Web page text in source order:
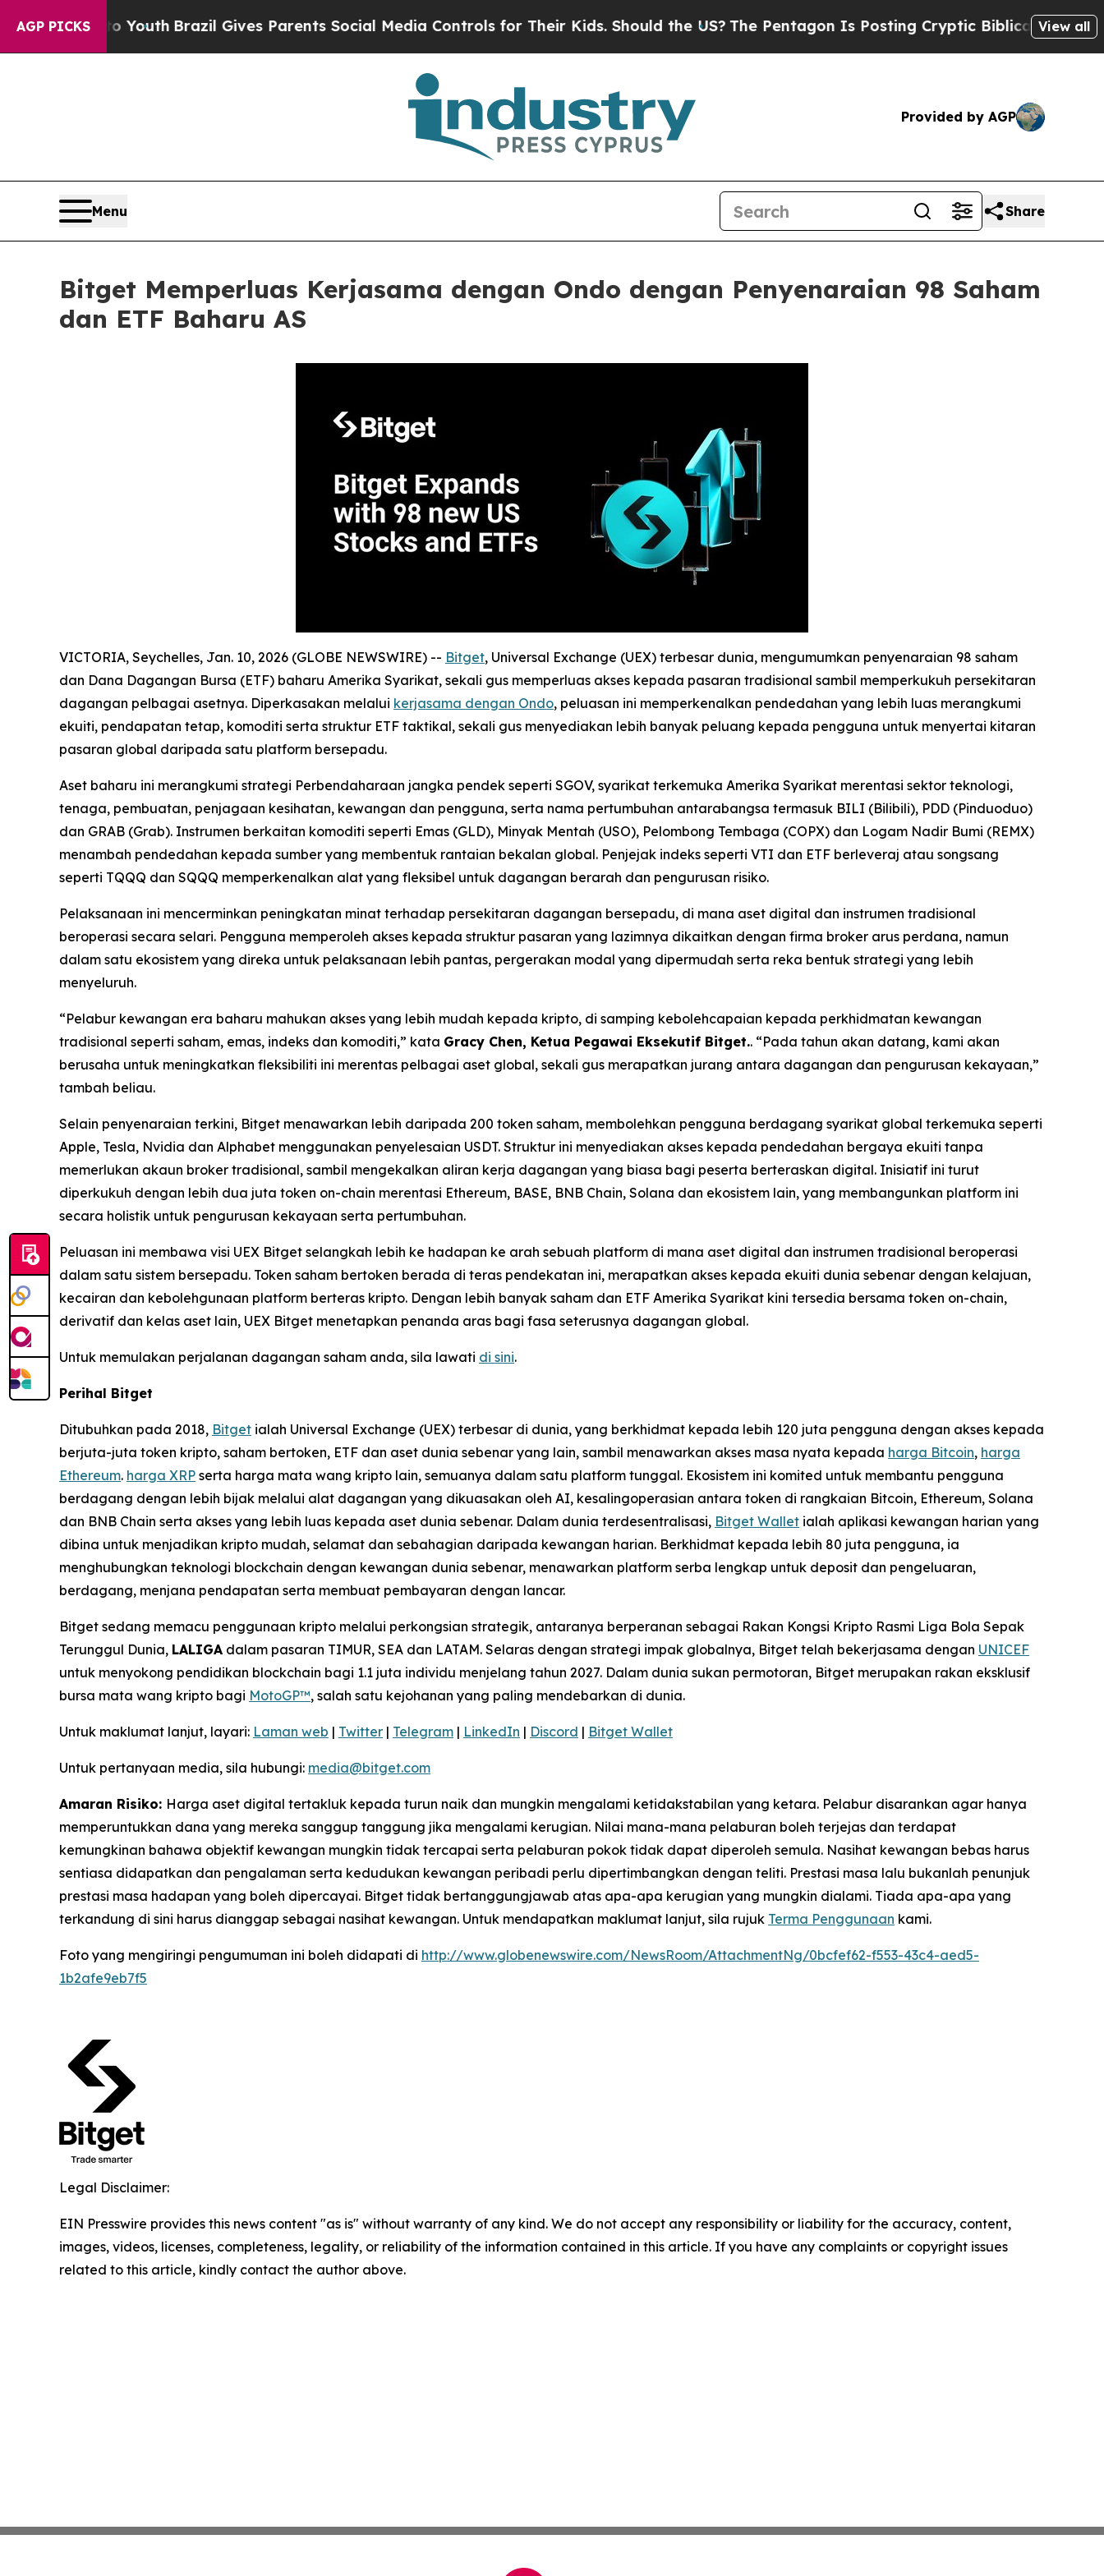
AGP PICKS
to Youth Brazil Gives Parents Social Media Controls for Their Kids. Should the US?The Pentagon Is Posting Cryptic Biblical Messages onView all
Provided by AGP
Menu Share
Bitget Memperluas Kerjasama dengan Ondo dengan Penyenaraian 98 Saham
dan ETF Baharu AS
VICTORIA, Seychelles, Jan. 10, 2026 (GLOBE NEWSWIRE) -- Bitget, Universal Exchange (UEX) terbesar dunia, mengumumkan penyenaraian 98 saham
dan Dana Dagangan Bursa (ETF) baharu Amerika Syarikat, sekali gus memperluas akses kepada pasaran tradisional sambil memperkukuh persekitaran
dagangan pelbagai asetnya. Diperkasakan melalui kerjasama dengan Ondo, peluasan ini memperkenalkan pendedahan yang lebih luas merangkumi
ekuiti, pendapatan tetap, komoditi serta struktur ETF taktikal, sekali gus menyediakan lebih banyak peluang kepada pengguna untuk menyertai kitaran
pasaran global daripada satu platform bersepadu.
Aset baharu ini merangkumi strategi Perbendaharaan jangka pendek seperti SGOV, syarikat terkemuka Amerika Syarikat merentasi sektor teknologi,
tenaga, pembuatan, penjagaan kesihatan, kewangan dan pengguna, serta nama pertumbuhan antarabangsa termasuk BILI (Bilibili), PDD (Pinduoduo)
dan GRAB (Grab). Instrumen berkaitan komoditi seperti Emas (GLD), Minyak Mentah (USO), Pelombong Tembaga (COPX) dan Logam Nadir Bumi (REMX)
menambah pendedahan kepada sumber yang membentuk rantaian bekalan global. Penjejak indeks seperti VTI dan ETF berleveraj atau songsang
seperti TQQQ dan SQQQ memperkenalkan alat yang fleksibel untuk dagangan berarah dan pengurusan risiko.
Pelaksanaan ini mencerminkan peningkatan minat terhadap persekitaran dagangan bersepadu, di mana aset digital dan instrumen tradisional
beroperasi secara selari. Pengguna memperoleh akses kepada struktur pasaran yang lazimnya dikaitkan dengan firma broker arus perdana, namun
dalam satu ekosistem yang direka untuk pelaksanaan lebih pantas, pergerakan modal yang dipermudah serta reka bentuk strategi yang lebih
menyeluruh.
“Pelabur kewangan era baharu mahukan akses yang lebih mudah kepada kripto, di samping kebolehcapaian kepada perkhidmatan kewangan
tradisional seperti saham, emas, indeks dan komoditi,” kata Gracy Chen, Ketua Pegawai Eksekutif Bitget.. “Pada tahun akan datang, kami akan
berusaha untuk meningkatkan fleksibiliti ini merentas pelbagai aset global, sekali gus merapatkan jurang antara dagangan dan pengurusan kekayaan,”
tambah beliau.
Selain penyenaraian terkini, Bitget menawarkan lebih daripada 200 token saham, membolehkan pengguna berdagang syarikat global terkemuka seperti
Apple, Tesla, Nvidia dan Alphabet menggunakan penyelesaian USDT. Struktur ini menyediakan akses kepada pendedahan bergaya ekuiti tanpa
memerlukan akaun broker tradisional, sambil mengekalkan aliran kerja dagangan yang biasa bagi peserta berteraskan digital. Inisiatif ini turut
diperkukuh dengan lebih dua juta token on-chain merentasi Ethereum, BASE, BNB Chain, Solana dan ekosistem lain, yang membangunkan platform ini
secara holistik untuk pengurusan kekayaan serta pertumbuhan.
Peluasan ini membawa visi UEX Bitget selangkah lebih ke hadapan ke arah sebuah platform di mana aset digital dan instrumen tradisional beroperasi
dalam satu sistem bersepadu. Token saham bertoken berada di teras pendekatan ini, merapatkan akses kepada ekuiti dunia sebenar dengan kelajuan,
kecairan dan kebolehgunaan platform berteras kripto. Dengan lebih banyak saham dan ETF Amerika Syarikat kini tersedia bersama token on-chain,
derivatif dan kelas aset lain, UEX Bitget menetapkan penanda aras bagi fasa seterusnya dagangan global.
Untuk memulakan perjalanan dagangan saham anda, sila lawati di sini.
Perihal Bitget
Ditubuhkan pada 2018, Bitget ialah Universal Exchange (UEX) terbesar di dunia, yang berkhidmat kepada lebih 120 juta pengguna dengan akses kepada
berjuta-juta token kripto, saham bertoken, ETF dan aset dunia sebenar yang lain, sambil menawarkan akses masa nyata kepada harga Bitcoin, harga
Ethereum. harga XRP serta harga mata wang kripto lain, semuanya dalam satu platform tunggal. Ekosistem ini komited untuk membantu pengguna
berdagang dengan lebih bijak melalui alat dagangan yang dikuasakan oleh AI, kesalingoperasian antara token di rangkaian Bitcoin, Ethereum, Solana
dan BNB Chain serta akses yang lebih luas kepada aset dunia sebenar. Dalam dunia terdesentralisasi, Bitget Wallet ialah aplikasi kewangan harian yang
dibina untuk menjadikan kripto mudah, selamat dan sebahagian daripada kewangan harian. Berkhidmat kepada lebih 80 juta pengguna, ia
menghubungkan teknologi blockchain dengan kewangan dunia sebenar, menawarkan platform serba lengkap untuk deposit dan pengeluaran,
berdagang, menjana pendapatan serta membuat pembayaran dengan lancar.
Bitget sedang memacu penggunaan kripto melalui perkongsian strategik, antaranya berperanan sebagai Rakan Kongsi Kripto Rasmi Liga Bola Sepak
Terunggul Dunia, LALIGA dalam pasaran TIMUR, SEA dan LATAM. Selaras dengan strategi impak globalnya, Bitget telah bekerjasama dengan UNICEF
untuk menyokong pendidikan blockchain bagi 1.1 juta individu menjelang tahun 2027. Dalam dunia sukan permotoran, Bitget merupakan rakan eksklusif
bursa mata wang kripto bagi MotoGP™, salah satu kejohanan yang paling mendebarkan di dunia.
Untuk maklumat lanjut, layari: Laman web | Twitter | Telegram | LinkedIn | Discord | Bitget Wallet
Untuk pertanyaan media, sila hubungi: media@bitget.com
Amaran Risiko: Harga aset digital tertakluk kepada turun naik dan mungkin mengalami ketidakstabilan yang ketara. Pelabur disarankan agar hanya
memperuntukkan dana yang mereka sanggup tanggung jika mengalami kerugian. Nilai mana-mana pelaburan boleh terjejas dan terdapat
kemungkinan bahawa objektif kewangan mungkin tidak tercapai serta pelaburan pokok tidak dapat diperoleh semula. Nasihat kewangan bebas harus
sentiasa didapatkan dan pengalaman serta kedudukan kewangan peribadi perlu dipertimbangkan dengan teliti. Prestasi masa lalu bukanlah penunjuk
prestasi masa hadapan yang boleh dipercayai. Bitget tidak bertanggungjawab atas apa-apa kerugian yang mungkin dialami. Tiada apa-apa yang
terkandung di sini harus dianggap sebagai nasihat kewangan. Untuk mendapatkan maklumat lanjut, sila rujuk Terma Penggunaan kami.
Foto yang mengiringi pengumuman ini boleh didapati di http://www.globenewswire.com/NewsRoom/AttachmentNg/0bcfef62-f553-43c4-aed5-
1b2afe9eb7f5
Legal Disclaimer:
EIN Presswire provides this news content "as is" without warranty of any kind. We do not accept any responsibility or liability for the accuracy, content,
images, videos, licenses, completeness, legality, or reliability of the information contained in this article. If you have any complaints or copyright issues
related to this article, kindly contact the author above.